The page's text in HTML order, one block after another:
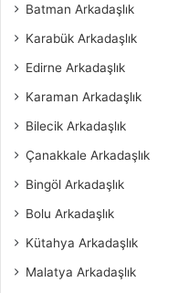
Batman Arkadaşlık
Karabük Arkadaşlık
Edirne Arkadaşlık
Karaman Arkadaşlık
Bilecik Arkadaşlık
Çanakkale Arkadaşlık
Bingöl Arkadaşlık
Bolu Arkadaşlık
Kütahya Arkadaşlık
Malatya Arkadaşlık